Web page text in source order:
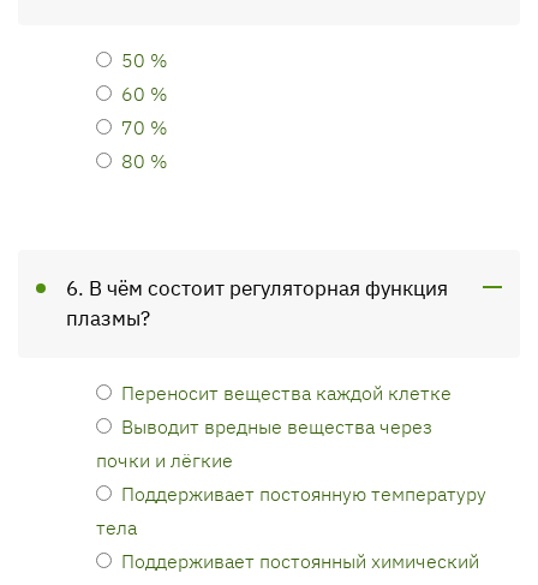
50 %
60 %
70 %
80 %
6. В чём состоит регуляторная функция
плазмы?
Переносит вещества каждой клетке
Выводит вредные вещества через
почки и лёгкие
Поддерживает постоянную температуру
тела
Поддерживает постоянный химический